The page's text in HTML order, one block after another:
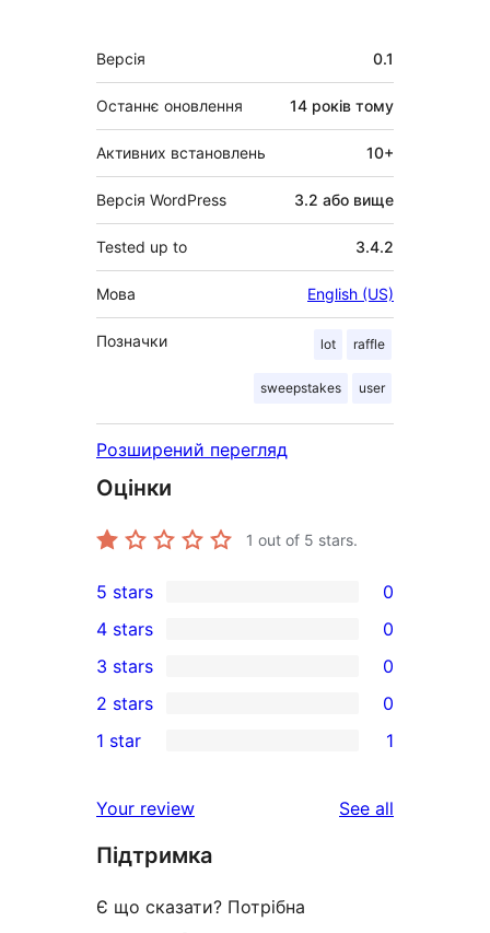
Мета
Версія 0.1
Останнє оновлення 14 років тому
Активних встановлень 10+
Версія WordPress 3.2 або вище
Tested up to 3.4.2
Мова English (US)
Позначки lot raffle
sweepstakes user
Розширений перегляд
Оцінки
1 out of 5 stars.
0
5-
star
reviews
5 stars 0
4-
star
reviews
4 stars 0
0
3-
star
3 stars 0
2-
reviews
2 stars 0
star
review
1 star 1
Your review See all
Підтримка
Є що сказати? Потрібна